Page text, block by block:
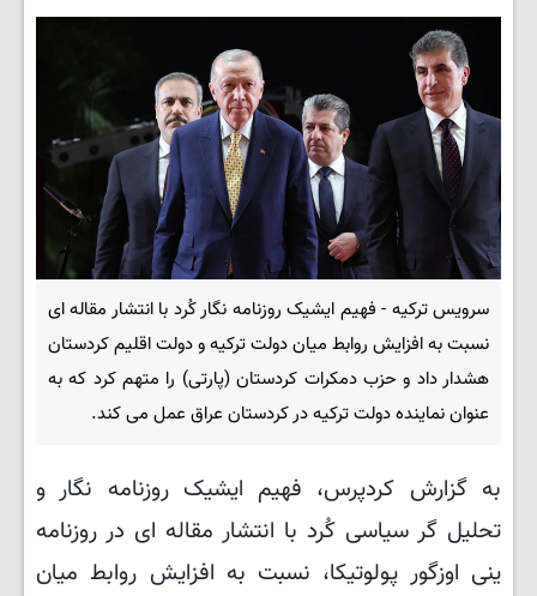
سرویس ترکیه - فهیم ایشیک روزنامه نگار کُرد با انتشار مقاله ای
نسبت به افزایش روابط میان دولت ترکیه و دولت اقلیم کردستان
هشدار داد و حزب دمکرات کردستان (پارتی) را متهم کرد که به
عنوان نماینده دولت ترکیه در کردستان عراق عمل می کند.
به گزارش کردپرس، فهیم ایشیک روزنامه نگار و
تحلیل گر سیاسی کُرد با انتشار مقاله ای در روزنامه
ینی اوزگور پولوتیکا، نسبت به افزایش روابط میان